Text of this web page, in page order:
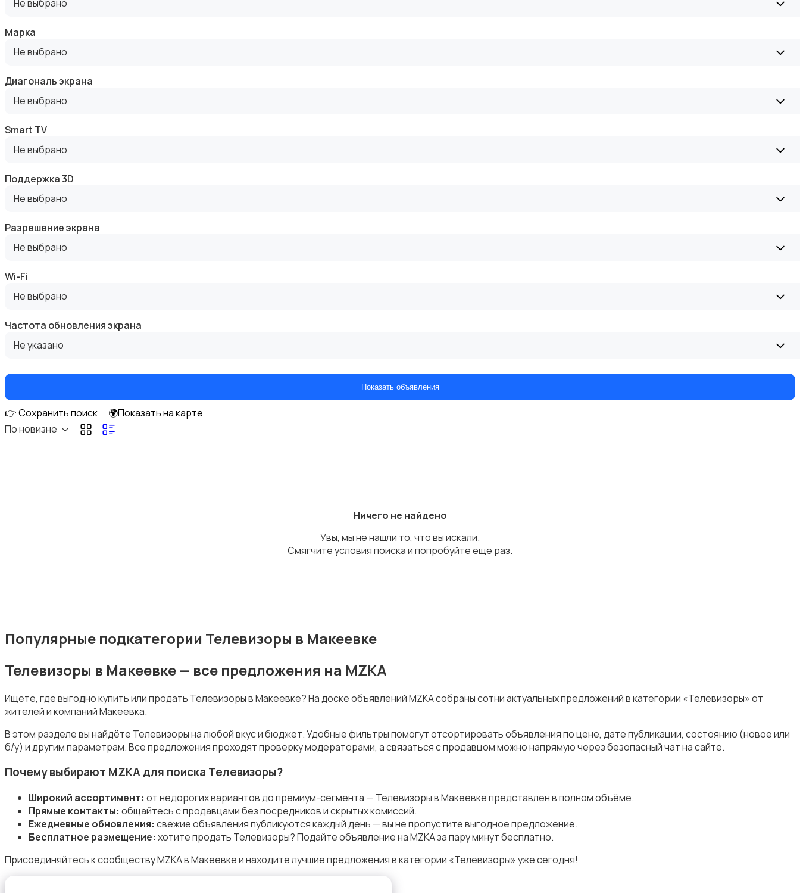
DVD, Blu-ray и медиаплееры
MP3-плееры и портативное аудио
Спутниковое и цифровое ТВ
Аксессуары
ТВ-приставки
Не выбрано
Марка
Не выбрано
Диагональ экрана
Не выбрано
Smart TV
Не выбрано
Поддержка 3D
Не выбрано
Разрешение экрана
Не выбрано
Wi-Fi
Не выбрано
Частота обновления экрана
Не указано
Показать объявления
👉 Сохранить поиск
🌍Показать на карте
По новизне
Ничего не найдено
Увы, мы не нашли то, что вы искали.
Смягчите условия поиска и попробуйте еще раз.
Популярные подкатегории Телевизоры в Макеевке
Телевизоры в Макеевке — все предложения на MZKA
Ищете, где выгодно купить или продать Телевизоры в Макеевке? На доске объявлений MZKA собраны сотни актуальных предложений в категории «Телевизоры» от
жителей и компаний Макеевка.
В этом разделе вы найдёте Телевизоры на любой вкус и бюджет. Удобные фильтры помогут отсортировать объявления по цене, дате публикации, состоянию (новое или
б/у) и другим параметрам. Все предложения проходят проверку модераторами, а связаться с продавцом можно напрямую через безопасный чат на сайте.
Почему выбирают MZKA для поиска Телевизоры?
Широкий ассортимент: от недорогих вариантов до премиум-сегмента — Телевизоры в Макеевке представлен в полном объёме.
Прямые контакты: общайтесь с продавцами без посредников и скрытых комиссий.
Ежедневные обновления: свежие объявления публикуются каждый день — вы не пропустите выгодное предложение.
Бесплатное размещение: хотите продать Телевизоры? Подайте объявление на MZKA за пару минут бесплатно.
Присоединяйтесь к сообществу MZKA в Макеевке и находите лучшие предложения в категории «Телевизоры» уже сегодня!